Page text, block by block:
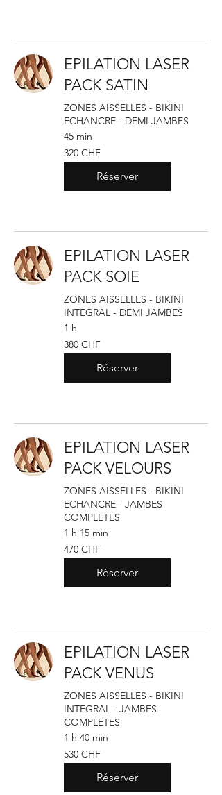
EPILATION LASER
PACK SATIN
ZONES AISSELLES - BIKINI
ECHANCRE - DEMI JAMBES
45 min
320
francs
suisses
320 CHF
Réserver
EPILATION LASER
PACK SOIE
ZONES AISSELLES - BIKINI
INTEGRAL - DEMI JAMBES
1 h
380
francs
suisses
380 CHF
Réserver
EPILATION LASER
PACK VELOURS
ZONES AISSELLES - BIKINI
ECHANCRE - JAMBES
COMPLETES
1 h 15 min
470
francs
suisses
470 CHF
Réserver
EPILATION LASER
PACK VENUS
ZONES AISSELLES - BIKINI
INTEGRAL - JAMBES
COMPLETES
1 h 40 min
530
francs
suisses
530 CHF
Réserver